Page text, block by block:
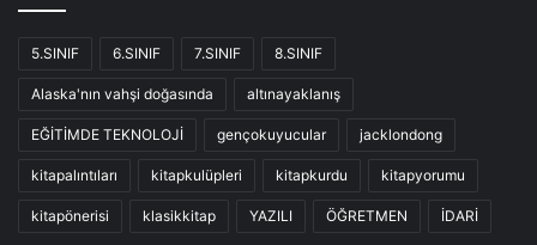
5.SINIF 6.SINIF 7.SINIF 8.SINIF
Alaska'nın vahşi doğasında altınayaklanış
EĞİTİMDE TEKNOLOJİ gençokuyucular jacklondong
kitapalıntıları kitapkulüpleri kitapkurdu kitapyorumu
kitapönerisi klasikkitap YAZILI ÖĞRETMEN İDARİ